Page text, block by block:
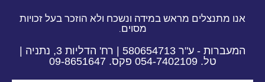
אנו מתנצלים מראש במידה ונשכח ולא הוזכר בעל זכויות
מסוים.
המעברות - ע"ר 580654713 | רח' הדליות 3, נתניה |
טל. 054-7402109 פקס. 09-8651647​